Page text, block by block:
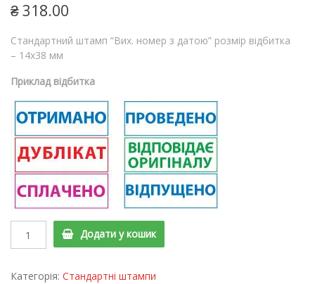
₴318.00
Cтандартний штамп “Вих. номер з датою” розмір відбитка
– 14х38 мм
Приклад відбитка
штамп
Додати у кошик
Категорія: Стандартні штампи